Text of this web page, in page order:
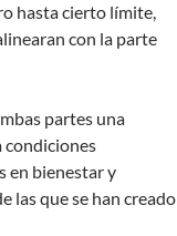
hasta cierto límite,
con la parte
partes una
condiciones
en bienestar y
las que se han creado